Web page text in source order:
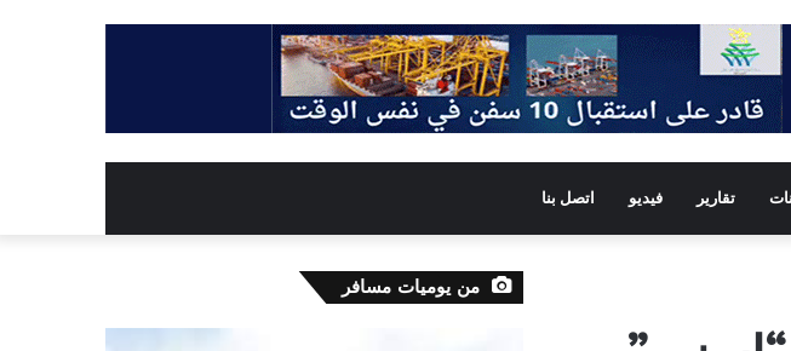
تقارير فيديو اتصل بنا
من يوميات مسافر